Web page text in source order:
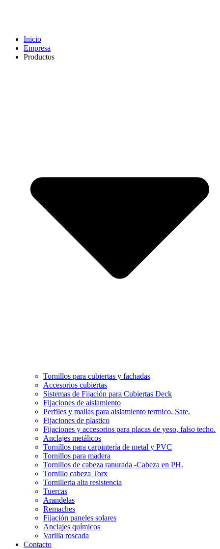
Inicio
Empresa
Productos
Tornillos para cubiertas y fachadas
Accesorios cubiertas
Sistemas de Fijación para Cubiertas Deck
Fijaciones de aislamiento
Perfiles y mallas para aislamiento termico. Sate.
Fijaciones de plastico
Fijaciones y accesorios para placas de yeso, falso techo.
Anclajes metálicos
Tornillos para carpintería de metal y PVC
Tornillos para madera
Tornillos de cabeza ranurada -Cabeza en PH.
Tornillo cabeza Torx
Tornilleria alta resistencia
Tuercas
Arandelas
Remaches
Fijación paneles solares
Anclajes químicos
Varilla roscada
Contacto